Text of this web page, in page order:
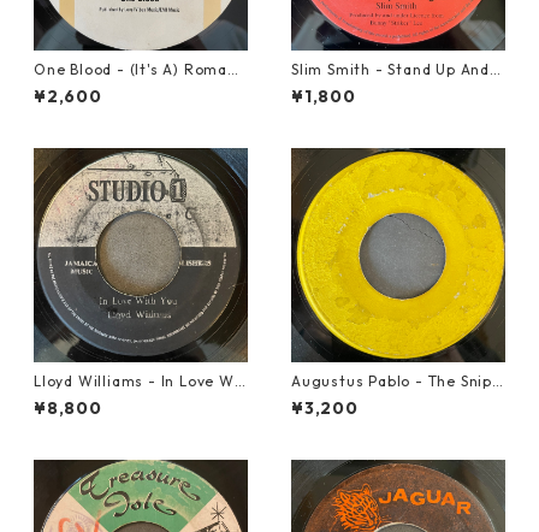
One Blood - (It's A) Romanc
e【12-50054】
¥2,600
Slim Smith - Stand Up And F
ight 【7-21832】
¥1,800
Lloyd Williams - In Love Wit
h You【7-21917】
¥8,800
Augustus Pablo - The Snipe
r【7-21945】
¥3,200